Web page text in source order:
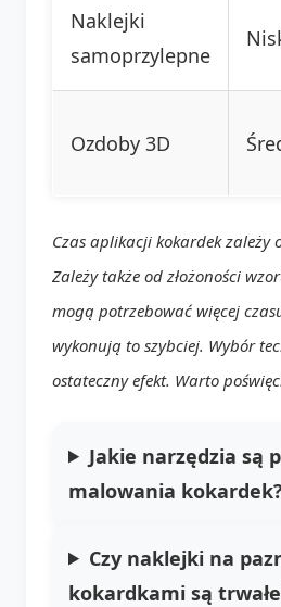
Naklejki
samoprzylepne
Ozdoby 3D
Czas aplikacji kokardek zależy
Zależy także od złożoności
mogą potrzebować więcej
wykonują to szybciej. Wybór
ostateczny efekt. Warto
Jakie narzędzia są
malowania kokardek?
Czy naklejki na
kokardkami są